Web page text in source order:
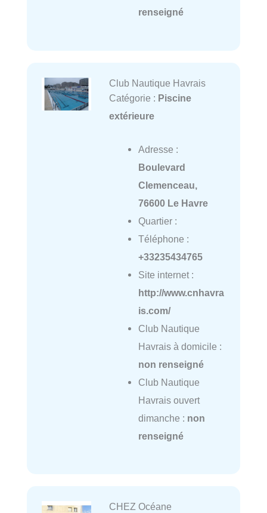
renseigné
Club Nautique Havrais
Catégorie : Piscine
extérieure
Adresse :
Boulevard
Clemenceau,
76600 Le Havre
Quartier :
Téléphone :
+33235434765
Site internet :
http://www.cnhavra
is.com/
Club Nautique
Havrais à domicile :
non renseigné
Club Nautique
Havrais ouvert
dimanche : non
renseigné
CHEZ Océane